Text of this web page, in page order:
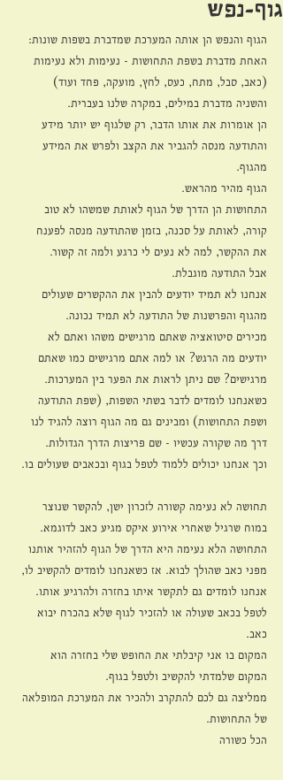
גוף-נפש
הגוף והנפש הן אותה המערכת שמדברת בשפות שונות:
האחת מדברת בשפת התחושות - נעימות ולא נעימות
(כאב, סבל, מתח, כעס, לחץ, מועקה, פחד ועוד)
והשניה מדברת במילים, במקרה שלנו בעברית.
הן אומרות את אותו הדבר, רק שלגוף יש יותר מידע
והתודעה מנסה להגביר את הקצב ולפרש את המידע
מהגוף.
הגוף מהיר מהראש.
התחושות הן הדרך של הגוף לאותת שמשהו לא טוב
קורה, לאותת על סכנה, בזמן שהתודעה מנסה לפענח
את ההקשר, למה לא נעים לי כרגע ולמה זה קשור.
אבל התודעה מוגבלת.
אנחנו לא תמיד יודעים להבין את ההקשרים שעולים
מהגוף והפרשנות של התודעה לא תמיד נכונה.
מכירים סיטואציה שאתם מרגישים משהו ואתם לא
יודעים מה הרגש? או למה אתם מרגישים כמו שאתם
מרגישים? שם ניתן לראות את הפער בין המערכות.
כשאנחנו לומדים לדבר בשתי השפות, (שפת התודעה
ושפת התחושות) ומבינים גם מה הגוף רוצה להגיד לנו
דרך מה שקורה עכשיו - שם פריצות הדרך הגדולות.
וכך אנחנו יכולים ללמוד לטפל בגוף ובכאבים שעולים בו.
תחושה לא נעימה קשורה לזכרון ישן, להקשר שנוצר
במוח שרגיל שאחרי אירוע איקס מגיע כאב לדוגמא.
התחושה הלא נעימה היא הדרך של הגוף להזהיר אותנו
מפני כאב שהולך לבוא. אז כשאנחנו לומדים להקשיב לו,
אנחנו לומדים גם לתקשר איתו בחזרה ולהרגיע אותו.
לטפל בכאב שעולה או להזכיר לגוף שלא בהכרח יבוא
כאב.
המקום בו אני קיבלתי את החופש שלי בחזרה הוא
המקום שלמדתי להקשיב ולטפל בגוף.
ממליצה גם לכם להתקרב ולהכיר את המערכת המופלאה
של התחושות.
הכל כשורה